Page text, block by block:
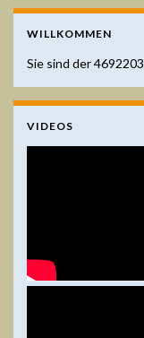
WILLKOMMEN
Sie sind der4692203
VIDEOS